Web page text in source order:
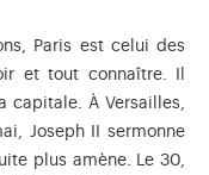
Paris est celui des
et tout connaître. Il
capitale. À Versailles,
Joseph II sermonne
plus amène. Le 30,